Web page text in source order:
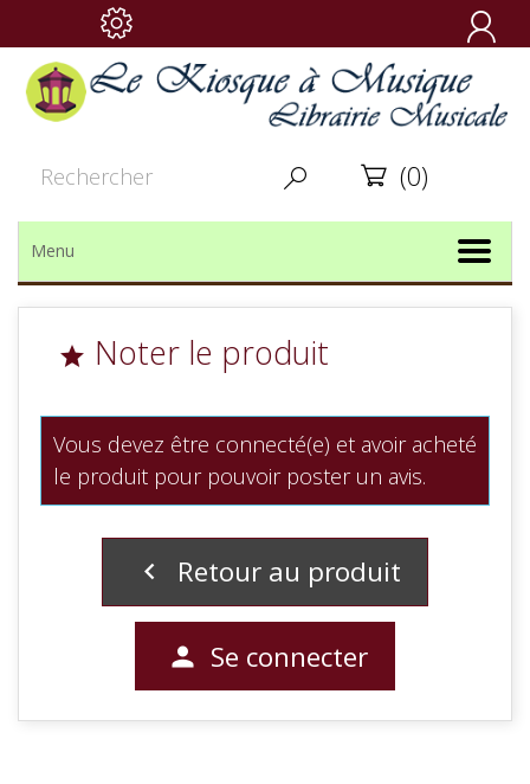

  (0)
Menu
 Noter le produit
Vous devez être connecté(e) et avoir acheté
le produit pour pouvoir poster un avis.
 Retour au produit
 Se connecter